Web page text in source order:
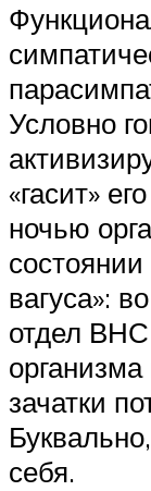
Условно
«гасит»
ночью
вагуса»:
отдел ВНС
зачатки
себя.